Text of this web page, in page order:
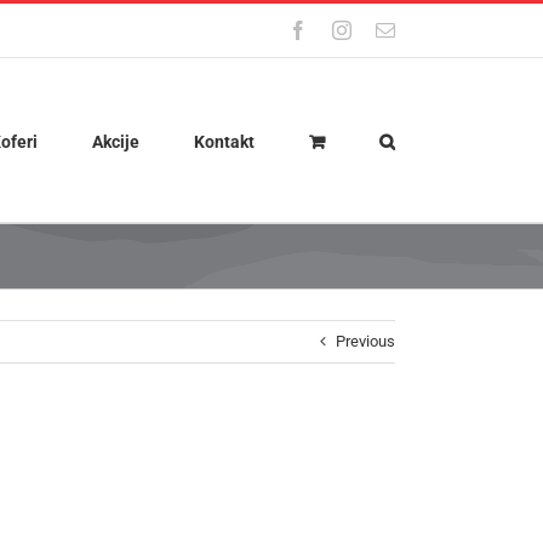
FacebookInstagram
Email
Akcije Kontakt
Previous